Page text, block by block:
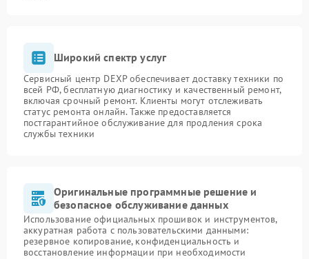
Широкий спектр услуг
Сервисный центр DEXP обеспечивает доставку техники по
всей РФ, бесплатную диагностику и качественный ремонт,
включая срочный ремонт. Клиенты могут отслеживать
статус ремонта онлайн. Также предоставляется
постгарантийное обслуживание для продления срока
службы техники
Оригинальные программные решение и
безопасное обслуживание данных
Использование официальных прошивок и инструментов,
аккуратная работа с пользовательскими данными:
резервное копирование, конфиденциальность и
восстановление информации при необходимости